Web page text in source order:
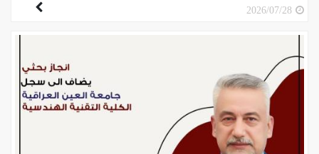
2026/07/28